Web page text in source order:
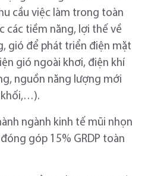
cầu việc làm trong toàn
các tiềm năng, lợi thế về
gió để phát triển điện mặt
gió ngoài khơi, điện khí
nguồn năng lượng mới
khối,…).
ngành kinh tế mũi nhọn
góp 15% GRDP toàn